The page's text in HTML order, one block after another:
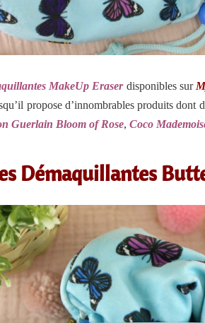
MakeUp Eraserdisponibles sur
propose d’innombrables produits dont
Guerlain Bloom of Rose, Coco
Démaquillantes